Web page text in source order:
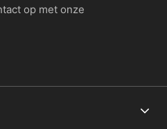
op met onze